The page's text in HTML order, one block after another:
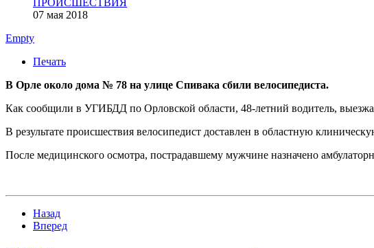
07 мая 2018
Empty
Печать
В Орле около дома № 78 на улице Спивака сбили велосипедиста.
Как сообщили в УГИБДД по Орловской области, 48-летний водитель,
В результате происшествия велосипедист доставлен в областную
После медицинского осмотра, пострадавшему мужчине назначено
Назад
Вперед